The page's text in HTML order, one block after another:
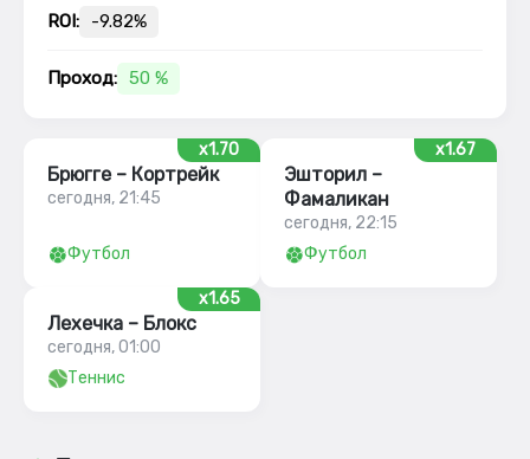
ROI: -9.82%
Проход: 50 %
x1.70
Брюгге – Кортрейк
сегодня, 21:45
Футбол
x1.67
Эшторил –
Фамаликан
сегодня, 22:15
Футбол
x1.65
Лехечка – Блокс
сегодня, 01:00
Теннис